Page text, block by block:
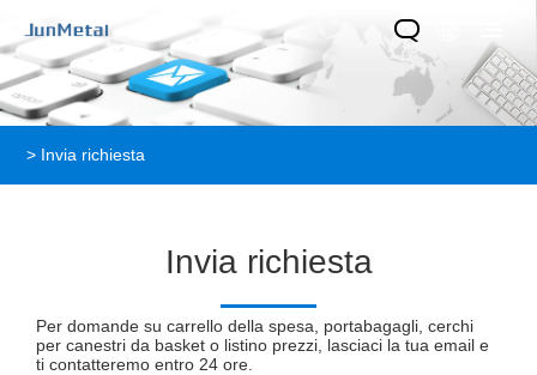
> Invia richiesta
Invia richiesta
Per domande su carrello della spesa, portabagagli, cerchi
per canestri da basket o listino prezzi, lasciaci la tua email e
ti contatteremo entro 24 ore.